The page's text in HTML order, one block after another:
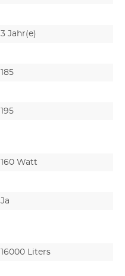
3 Jahr(e)
185
195
160 Watt
Ja
16000 Liters